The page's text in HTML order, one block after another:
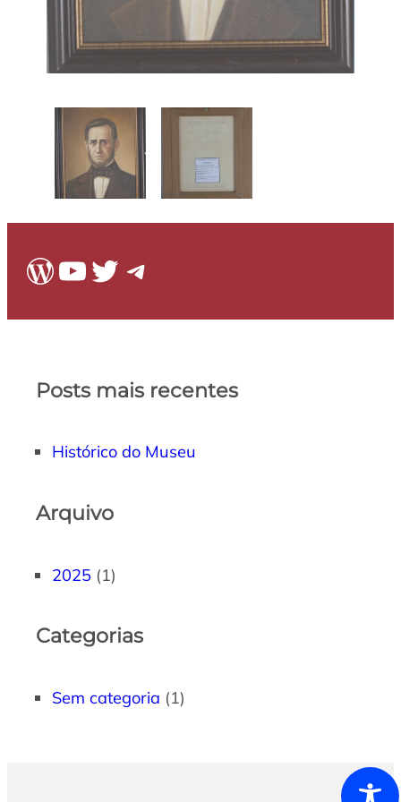
WordPress
Youtube
Twitter
Telegram
Posts mais recentes
Histórico do Museu
Arquivo
2025 (1)
Categorias
Sem categoria (1)